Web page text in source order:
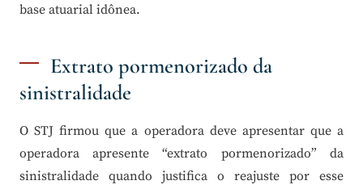
base atuarial idônea.
Extrato pormenorizado da
sinistralidade
O STJ firmou que a operadora deve apresentar que a
operadora apresente “extrato pormenorizado” da
sinistralidade quando justifica o reajuste por esse